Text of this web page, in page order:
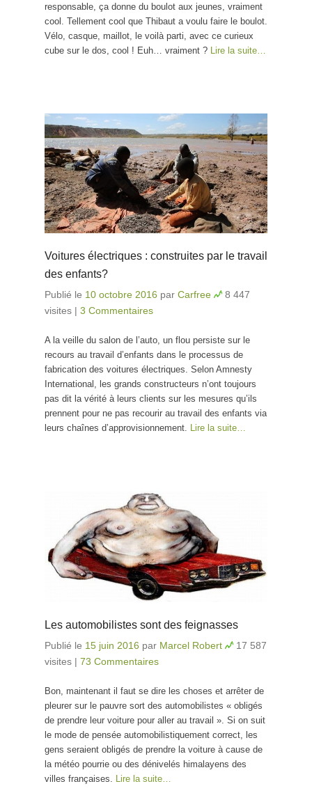
responsable, ça donne du boulot aux jeunes, vraiment
cool. Tellement cool que Thibaut a voulu faire le boulot.
Vélo, casque, maillot, le voilà parti, avec ce curieux
cube sur le dos, cool ! Euh… vraiment ? Lire la suite…
Voitures électriques : construites par le travail
des enfants?
Publié le 10 octobre 2016 par Carfree
8 447
visites | 3 Commentaires
A la veille du salon de l’auto, un flou persiste sur le
recours au travail d’enfants dans le processus de
fabrication des voitures électriques. Selon Amnesty
International, les grands constructeurs n’ont toujours
pas dit la vérité à leurs clients sur les mesures qu’ils
prennent pour ne pas recourir au travail des enfants via
leurs chaînes d’approvisionnement. Lire la suite…
Les automobilistes sont des feignasses
Publié le 15 juin 2016 par Marcel Robert
17 587
visites | 73 Commentaires
Bon, maintenant il faut se dire les choses et arrêter de
pleurer sur le pauvre sort des automobilistes « obligés
de prendre leur voiture pour aller au travail ». Si on suit
le mode de pensée automobilistiquement correct, les
gens seraient obligés de prendre la voiture à cause de
la météo pourrie ou des dénivelés himalayens des
villes françaises. Lire la suite…